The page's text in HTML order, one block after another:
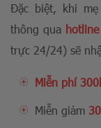
Đặc biệt, khi
thông qua hotline
trực 24/24) sẽ
Miễn phí
Miễn giảm